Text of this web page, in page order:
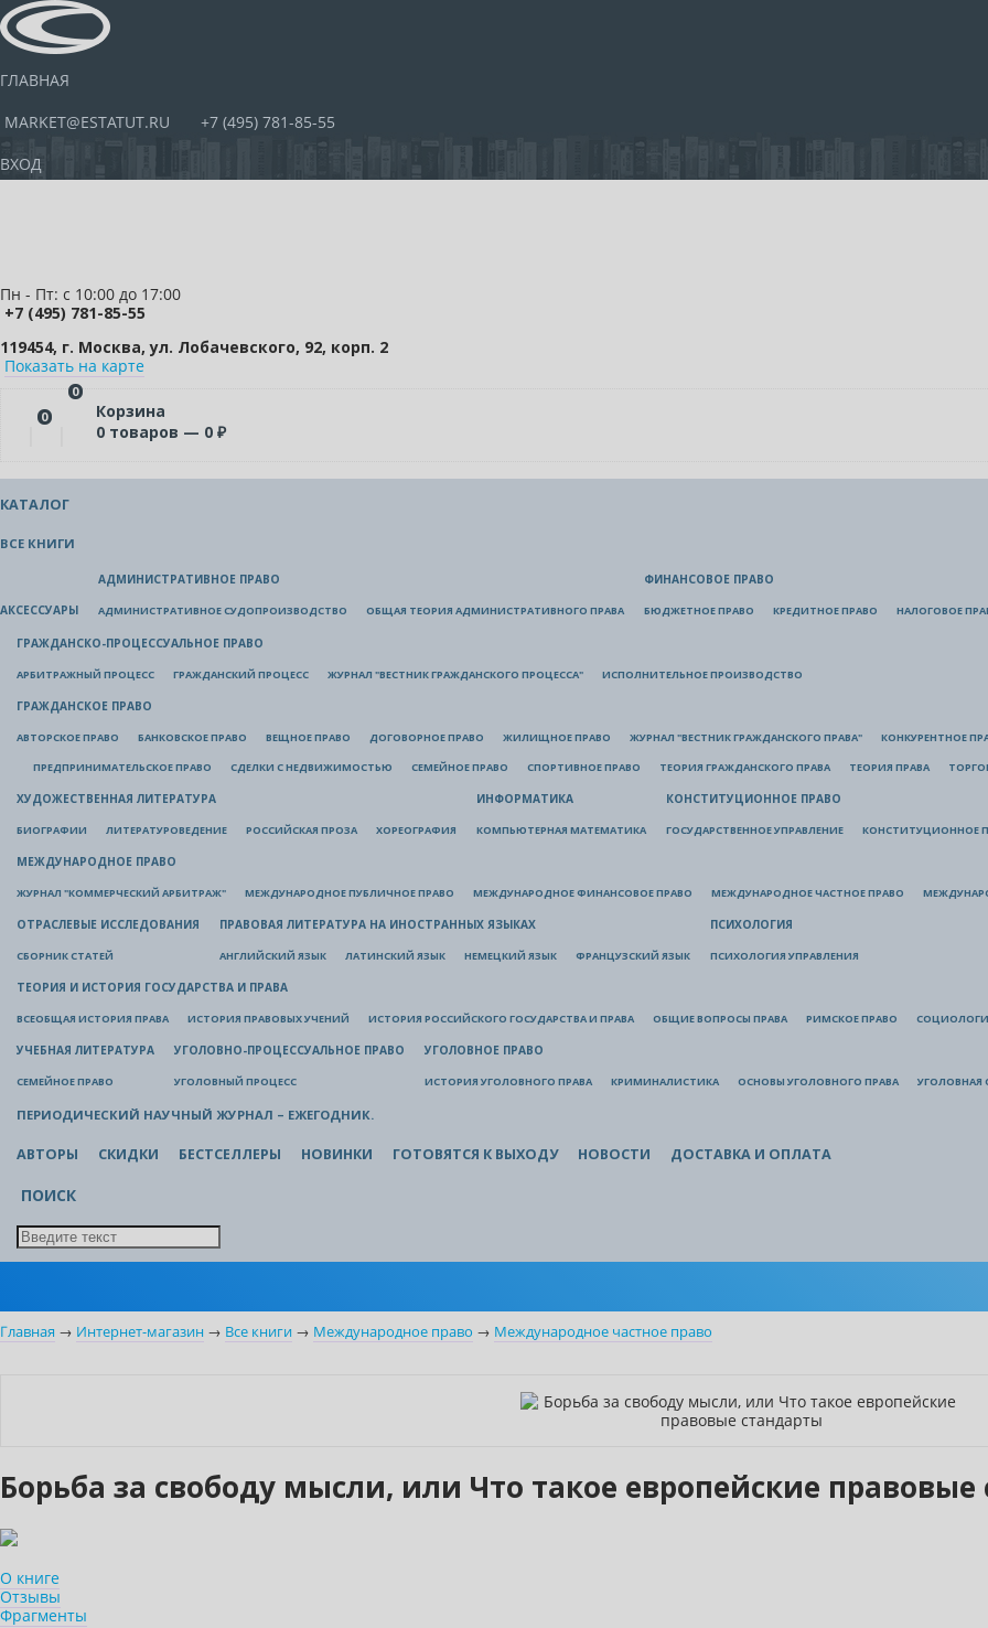
ГЛАВНАЯ
MARKET@ESTATUT.RU
+7 (495) 781-85-55
ВХОД
Пн - Пт: с 10:00 до 17:00
+7 (495) 781-85-55
119454, г. Москва, ул. Лобачевского, 92, корп. 2
Показать на карте
0
0
Корзина
0 товаров — 0 ₽
КАТАЛОГ
ВСЕ КНИГИ
АКСЕССУАРЫ
АДМИНИСТРАТИВНОЕ ПРАВО
АДМИНИСТРАТИВНОЕ СУДОПРОИЗВОДСТВО ОБЩАЯ ТЕОРИЯ АДМИНИСТРАТИВНОГО ПРАВА
ФИНАНСОВОЕ ПРАВО
БЮДЖЕТНОЕ ПРАВО КРЕДИТНОЕ ПРАВО НАЛОГОВОЕ
ГРАЖДАНСКО-ПРОЦЕССУАЛЬНОЕ ПРАВО
АРБИТРАЖНЫЙ ПРОЦЕСС ГРАЖДАНСКИЙ ПРОЦЕСС ЖУРНАЛ "ВЕСТНИК ГРАЖДАНСКОГО ПРОЦЕССА" ИСПОЛНИТЕЛЬНОЕ ПРОИЗВОДСТВО
ГРАЖДАНСКОЕ ПРАВО
АВТОРСКОЕ ПРАВО БАНКОВСКОЕ ПРАВО ВЕЩНОЕ ПРАВО ДОГОВОРНОЕ ПРАВО ЖИЛИЩНОЕ ПРАВО ЖУРНАЛ "ВЕСТНИК ГРАЖДАНСКОГО ПРАВА" КОНКУРЕНТНОЕ
ПРЕДПРИНИМАТЕЛЬСКОЕ ПРАВО СДЕЛКИ С НЕДВИЖИМОСТЬЮ СЕМЕЙНОЕ ПРАВО СПОРТИВНОЕ ПРАВО ТЕОРИЯ ГРАЖДАНСКОГО ПРАВА ТЕОРИЯ ПРАВА
ХУДОЖЕСТВЕННАЯ ЛИТЕРАТУРА
БИОГРАФИИ ЛИТЕРАТУРОВЕДЕНИЕ РОССИЙСКАЯ ПРОЗА ХОРЕОГРАФИЯ
ИНФОРМАТИКА
КОМПЬЮТЕРНАЯ МАТЕМАТИКА
КОНСТИТУЦИОННОЕ ПРАВО
ГОСУДАРСТВЕННОЕ УПРАВЛЕНИЕ КОНСТИТУЦИОННОЕ
МЕЖДУНАРОДНОЕ ПРАВО
ЖУРНАЛ "КОММЕРЧЕСКИЙ АРБИТРАЖ" МЕЖДУНАРОДНОЕ ПУБЛИЧНОЕ ПРАВО МЕЖДУНАРОДНОЕ ФИНАНСОВОЕ ПРАВО МЕЖДУНАРОДНОЕ ЧАСТНОЕ ПРАВО
ОТРАСЛЕВЫЕ ИССЛЕДОВАНИЯ
СБОРНИК СТАТЕЙ
ПРАВОВАЯ ЛИТЕРАТУРА НА ИНОСТРАННЫХ ЯЗЫКАХ
АНГЛИЙСКИЙ ЯЗЫК ЛАТИНСКИЙ ЯЗЫК НЕМЕЦКИЙ ЯЗЫК ФРАНЦУЗСКИЙ ЯЗЫК
ПСИХОЛОГИЯ
ПСИХОЛОГИЯ УПРАВЛЕНИЯ
ТЕОРИЯ И ИСТОРИЯ ГОСУДАРСТВА И ПРАВА
ВСЕОБЩАЯ ИСТОРИЯ ПРАВА ИСТОРИЯ ПРАВОВЫХ УЧЕНИЙ ИСТОРИЯ РОССИЙСКОГО ГОСУДАРСТВА И ПРАВА ОБЩИЕ ВОПРОСЫ ПРАВА РИМСКОЕ ПРАВО
УЧЕБНАЯ ЛИТЕРАТУРА
СЕМЕЙНОЕ ПРАВО
УГОЛОВНО-ПРОЦЕССУАЛЬНОЕ ПРАВО
УГОЛОВНЫЙ ПРОЦЕСС
УГОЛОВНОЕ ПРАВО
ИСТОРИЯ УГОЛОВНОГО ПРАВА КРИМИНАЛИСТИКА ОСНОВЫ УГОЛОВНОГО ПРАВА УГОЛОВНАЯ
ПЕРИОДИЧЕСКИЙ НАУЧНЫЙ ЖУРНАЛ – ЕЖЕГОДНИК.
АВТОРЫ СКИДКИ БЕСТСЕЛЛЕРЫ НОВИНКИ ГОТОВЯТСЯ К ВЫХОДУ НОВОСТИ ДОСТАВКА И ОПЛАТА
ПОИСК
Главная → Интернет-магазин → Все книги → Международное право → Международное частное право
Борьба за свободу мысли, или Что такое европейские правовые
О книге
Отзывы
Фрагменты